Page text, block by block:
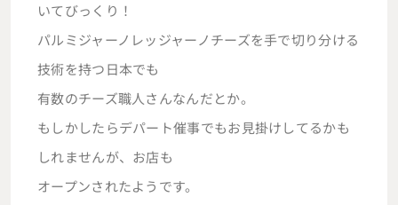
いてびっくり！
パルミジャーノレッジャーノチーズを手で切り分ける
技術を持つ日本でも
有数のチーズ職人さんなんだとか。
もしかしたらデパート催事でもお見掛けしてるかも
しれませんが、お店も
オープンされたようです。